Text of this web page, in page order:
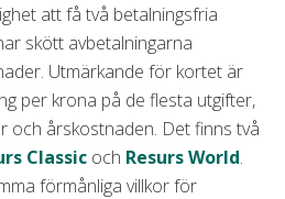
att få två betalningsfria
skött avbetalningarna
Utmärkande för kortet är
per krona på de flesta utgifter,
och årskostnaden. Det finns två
Classic och Resurs World.
förmånliga villkor för